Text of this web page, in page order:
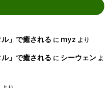
」で癒される に myz より
」で癒される に シーウェン よ